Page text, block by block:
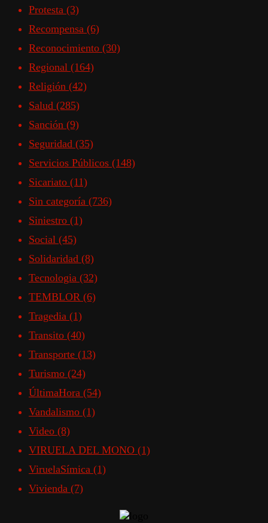
Protesta (3)
Recompensa (6)
Reconocimiento (30)
Regional (164)
Religión (42)
Salud (285)
Sanción (9)
Seguridad (35)
Servicios Públicos (148)
Sicariato (11)
Sin categoría (736)
Siniestro (1)
Social (45)
Solidaridad (8)
Tecnologia (32)
TEMBLOR (6)
Tragedia (1)
Transito (40)
Transporte (13)
Turismo (24)
ÚltimaHora (54)
Vandalismo (1)
Video (8)
VIRUELA DEL MONO (1)
ViruelaSímica (1)
Vivienda (7)